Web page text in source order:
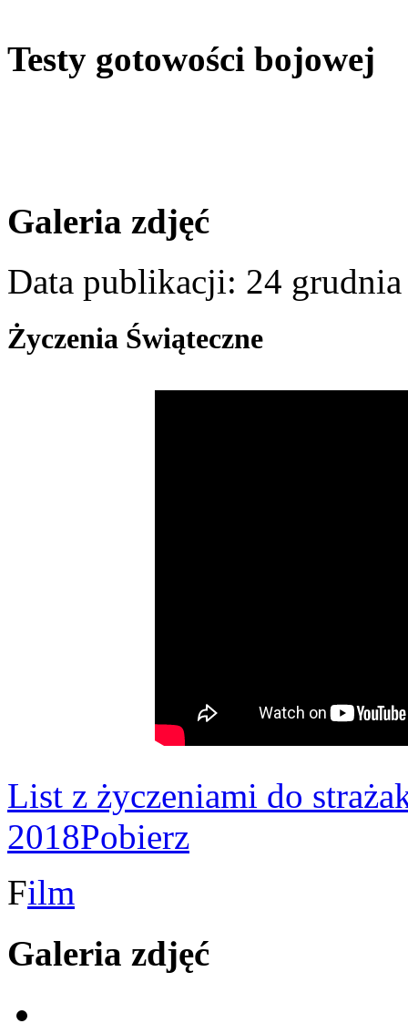
Testy gotowości bojowej
Galeria zdjęć
Data publikacji: 24
Życzenia Świąteczne
List z życzeniami do
2018Pobierz
Film
Galeria zdjęć